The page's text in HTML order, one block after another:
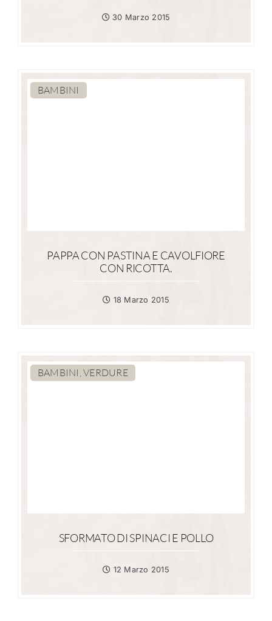
30 Marzo 2015
BAMBINI
PAPPA CON PASTINA E CAVOLFIORE
CON RICOTTA.
18 Marzo 2015
BAMBINI, VERDURE
SFORMATO DI SPINACI E POLLO
12 Marzo 2015